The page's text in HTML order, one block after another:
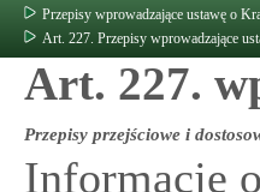
Przepisy wprowadzające ustawę o
Art. 227. Przepisy wprowadzające
Art. 227.
Przepisy przejściowe i
Informacje